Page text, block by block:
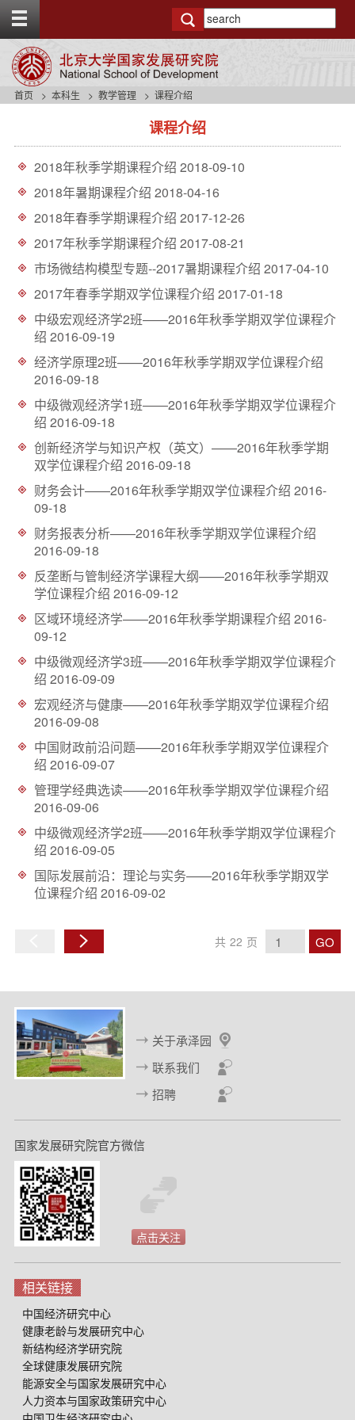
g
t
首页 本科生 教学管理 课程介绍
课程介绍
2018年秋季学期课程介绍 2018-09-10
2018年暑期课程介绍 2018-04-16
2018年春季学期课程介绍 2017-12-26
2017年秋季学期课程介绍 2017-08-21
市场微结构模型专题--2017暑期课程介绍 2017-04-10
2017年春季学期双学位课程介绍 2017-01-18
中级宏观经济学2班——2016年秋季学期双学位课程介
绍 2016-09-19
经济学原理2班——2016年秋季学期双学位课程介绍
2016-09-18
中级微观经济学1班——2016年秋季学期双学位课程介
绍 2016-09-18
创新经济学与知识产权（英文）——2016年秋季学期
双学位课程介绍 2016-09-18
财务会计——2016年秋季学期双学位课程介绍 2016-
09-18
财务报表分析——2016年秋季学期双学位课程介绍
2016-09-18
反垄断与管制经济学课程大纲——2016年秋季学期双
学位课程介绍 2016-09-12
区域环境经济学——2016年秋季学期课程介绍 2016-
09-12
中级微观经济学3班——2016年秋季学期双学位课程介
绍 2016-09-09
宏观经济与健康——2016年秋季学期双学位课程介绍
2016-09-08
中国财政前沿问题——2016年秋季学期双学位课程介
绍 2016-09-07
管理学经典选读——2016年秋季学期双学位课程介绍
2016-09-06
中级微观经济学2班——2016年秋季学期双学位课程介
绍 2016-09-05
国际发展前沿：理论与实务——2016年秋季学期双学
位课程介绍 2016-09-02
页
下
页
共 22 页 GO
关于承泽园
联系我们
招聘
国家发展研究院官方微信
点击关注
相关链接
中国经济研究中心
健康老龄与发展研究中心
新结构经济学研究院
全球健康发展研究院
能源安全与国家发展研究中心
人力资本与国家政策研究中心